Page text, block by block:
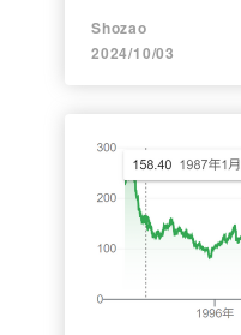
日本
Shozao
2024/10/03